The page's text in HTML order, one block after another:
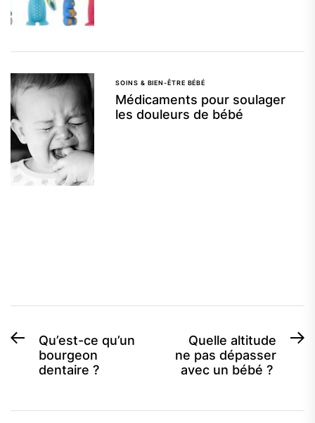
SOINS & BIEN-ÊTRE BÉBÉ
Médicaments pour soulager
les douleurs de bébé
Navigation
Previous
post:
Qu’est-ce qu’un
bourgeon
dentaire ?
Quelle altitude
ne pas dépasser
avec un bébé ?